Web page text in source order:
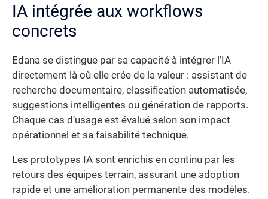
IA intégrée aux workflows
concrets
Edana se distingue par sa capacité à intégrer l’IA
directement là où elle crée de la valeur : assistant de
recherche documentaire, classification automatisée,
suggestions intelligentes ou génération de rapports.
Chaque cas d’usage est évalué selon son impact
opérationnel et sa faisabilité technique.
Les prototypes IA sont enrichis en continu par les
retours des équipes terrain, assurant une adoption
rapide et une amélioration permanente des modèles.